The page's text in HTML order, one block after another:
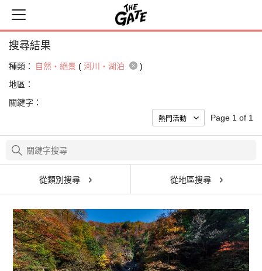
搜尋結果
種類： 自然・絕景 ( 河川・湖泊
)
地區：
關鍵字：
Page 1 of 1
從類別搜尋 從地區搜尋